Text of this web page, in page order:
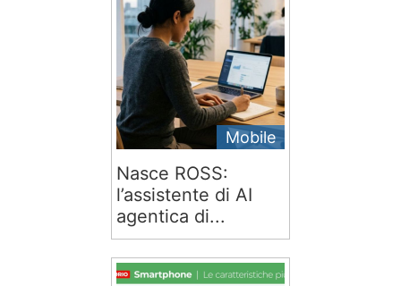
Mobile
Nasce ROSS:
l’assistente di AI
agentica di...